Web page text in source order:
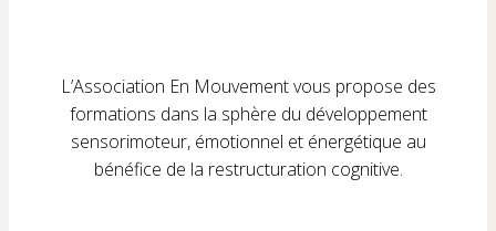
L’Association En Mouvement vous propose des
formations dans la sphère du développement
sensorimoteur, émotionnel et énergétique au
bénéfice de la restructuration cognitive.